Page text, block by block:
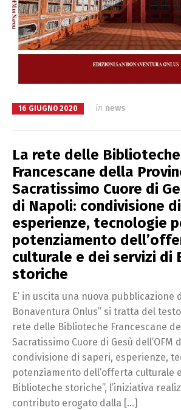
16 GIUGNO 2020 in news
La rete delle Biblioteche
Francescane della
Sacratissimo Cuore di
di Napoli: condivisione
esperienze, tecnologie
potenziamento
culturale e dei servizi di
storiche
E’ in uscita una nuova pubblicazione
Bonaventura Onlus” si tratta del
rete delle Biblioteche Francescane
Sacratissimo Cuore di Gesù dell’OFM
condivisione di saperi, esperienze,
potenziamento dell’offerta culturale
Biblioteche storiche”, l’iniziativa
contributo erogato dalla […]